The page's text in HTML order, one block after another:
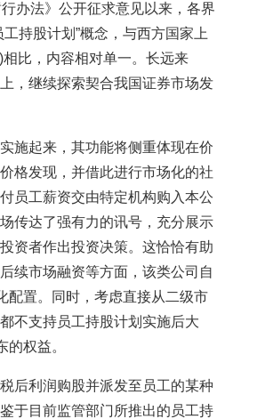
办法》公开征求意见以来，各界
持股计划”概念，与西方国家上
比，内容相对单一。长远来
，继续探索契合我国证券市场发
施起来，其功能将侧重体现在价
格发现，并借此进行市场化的社
员工薪资交由特定机构购入本公
传达了强有力的讯号，充分展示
资者作出投资决策。这恰恰有助
续市场融资等方面，该类公司自
配置。同时，考虑直接从二级市
不支持员工持股计划实施后大
权益。
后利润购股并派发至员工的某种
于目前监管部门所推出的员工持